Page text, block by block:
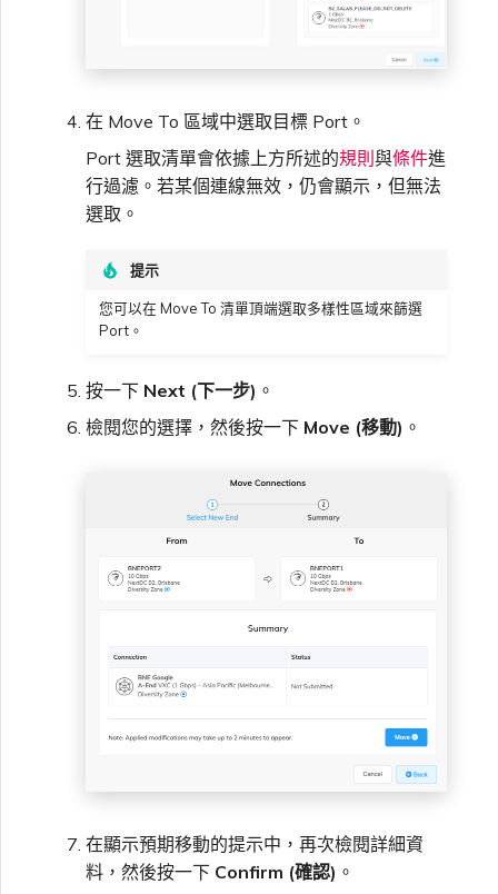
在 Move To 區域中選取目標 Port。
Port 選取清單會依據上方所述的規則 與條件進
行過濾。若某個連線無效，仍會顯示，但無法
選取。
提示
您可以在 Move To 清單頂端選取多樣性區域來篩選
Port。
按一下 Next (下一步) 。
檢閱您的選擇，然後按一下 Move (移動) 。
在顯示預期移動的提示中，再次檢閱詳細資
料，然後按一下 Confirm (確認) 。